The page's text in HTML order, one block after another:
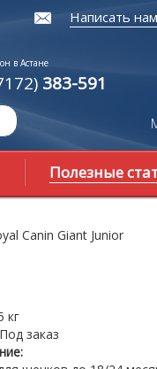
Написать нам
в Астане
383-591
Полезные
Canin Giant Junior
кг
Под заказ